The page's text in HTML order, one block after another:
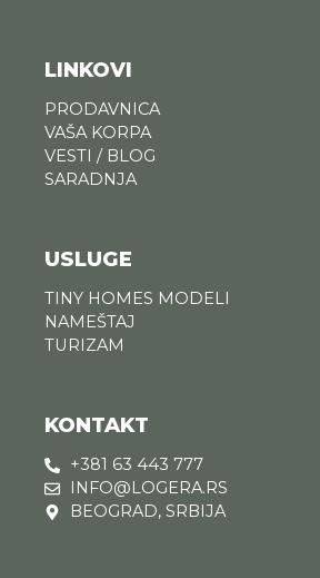
LINKOVI
PRODAVNICA
VAŠA KORPA
VESTI / BLOG
SARADNJA
USLUGE
TINY HOMES MODELI
NAMEŠTAJ
TURIZAM
KONTAKT
+381 63 443 777
INFO@LOGERA.RS
BEOGRAD, SRBIJA